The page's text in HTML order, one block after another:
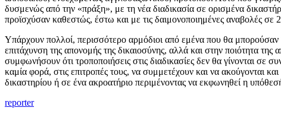
δυσμενώς από την «πράξη», με τη νέα διαδικασία σε ορισμένα
προϊσχύσαν καθεστώς, έστω και με τις δαιμονοποιημένες αναβολές σε
Υπάρχουν πολλοί, περισσότερο αρμόδιοι από εμένα που θα
επιτάχυνση της απονομής της δικαιοσύνης, αλλά και στην ποιότητα
συμφωνήσουν ότι τροποποιήσεις στις διαδικασίες δεν θα γίνονται σε
καμία φορά, στις επιτροπές τους, να συμμετέχουν και να ακούγονται
δικαστηρίου ή σε ένα ακροατήριο περιμένοντας να εκφωνηθεί η
reporter